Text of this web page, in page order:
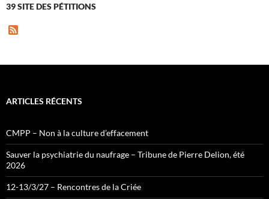
39 SITE DES PÉTITIONS
ARTICLES RÉCENTS
CMPP – Non à la culture d’effacement
Sauver la psychiatrie du naufrage – Tribune de Pierre Delion, été
2026
12-13/3/27 – Rencontres de la Criée